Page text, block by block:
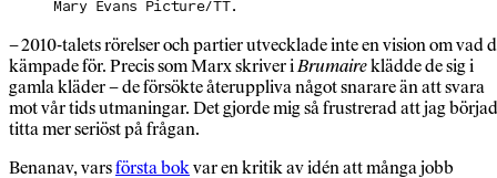
Mary Evans Picture/TT.
– 2010-talets rörelser och partier utvecklade inte en vision om vad
kämpade för. Precis som Marx skriver iBrumaireklädde de sig i
gamla kläder – de försökte återuppliva något snarare än att svara
mot vår tids utmaningar. Det gjorde mig så frustrerad att jag
titta mer seriöst på frågan.
Benanav, varsförsta bokvar en kritik av idén att många jobb